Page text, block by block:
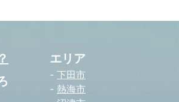
エリア
下田市
熱海市